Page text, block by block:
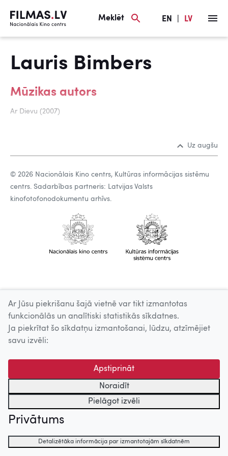
Meklēt EN LV
Lauris Bimbers
Mūzikas autors
Ar Dievu (2007)
Uz augšu
© 2026 Nacionālais Kino centrs, Kultūras informācijas sistēmu
centrs. Sadarbības partneris: Latvijas Valsts
kinofotofonodokumentu arhīvs.
Ar Jūsu piekrišanu šajā vietnē var tikt izmantotas
funkcionālās un analītiski statistikās sīkdatnes.
Ja piekrītat šo sīkdatņu izmantošanai, lūdzu, atzīmējiet
savu izvēli:
Apstiprināt
Noraidīt
Pielāgot izvēli
Privātums
Detalizētāka informācija par izmantotajām sīkdatnēm